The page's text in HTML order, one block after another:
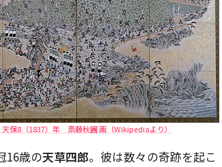
保8（1837）年 斎藤秋圃 画（Wikipediaより）
16歳の天草四郎。彼は数々の奇跡を起こ